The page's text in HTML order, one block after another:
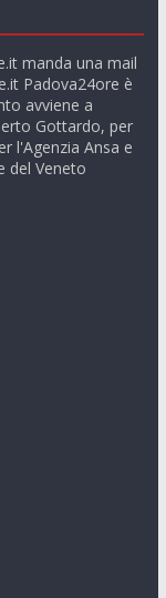
manda una mail
Padova24ore è
avviene a
Gottardo, per
l'Agenzia Ansa e
del Veneto